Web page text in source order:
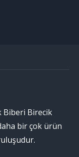
Biberi Birecik
bir çok ürün